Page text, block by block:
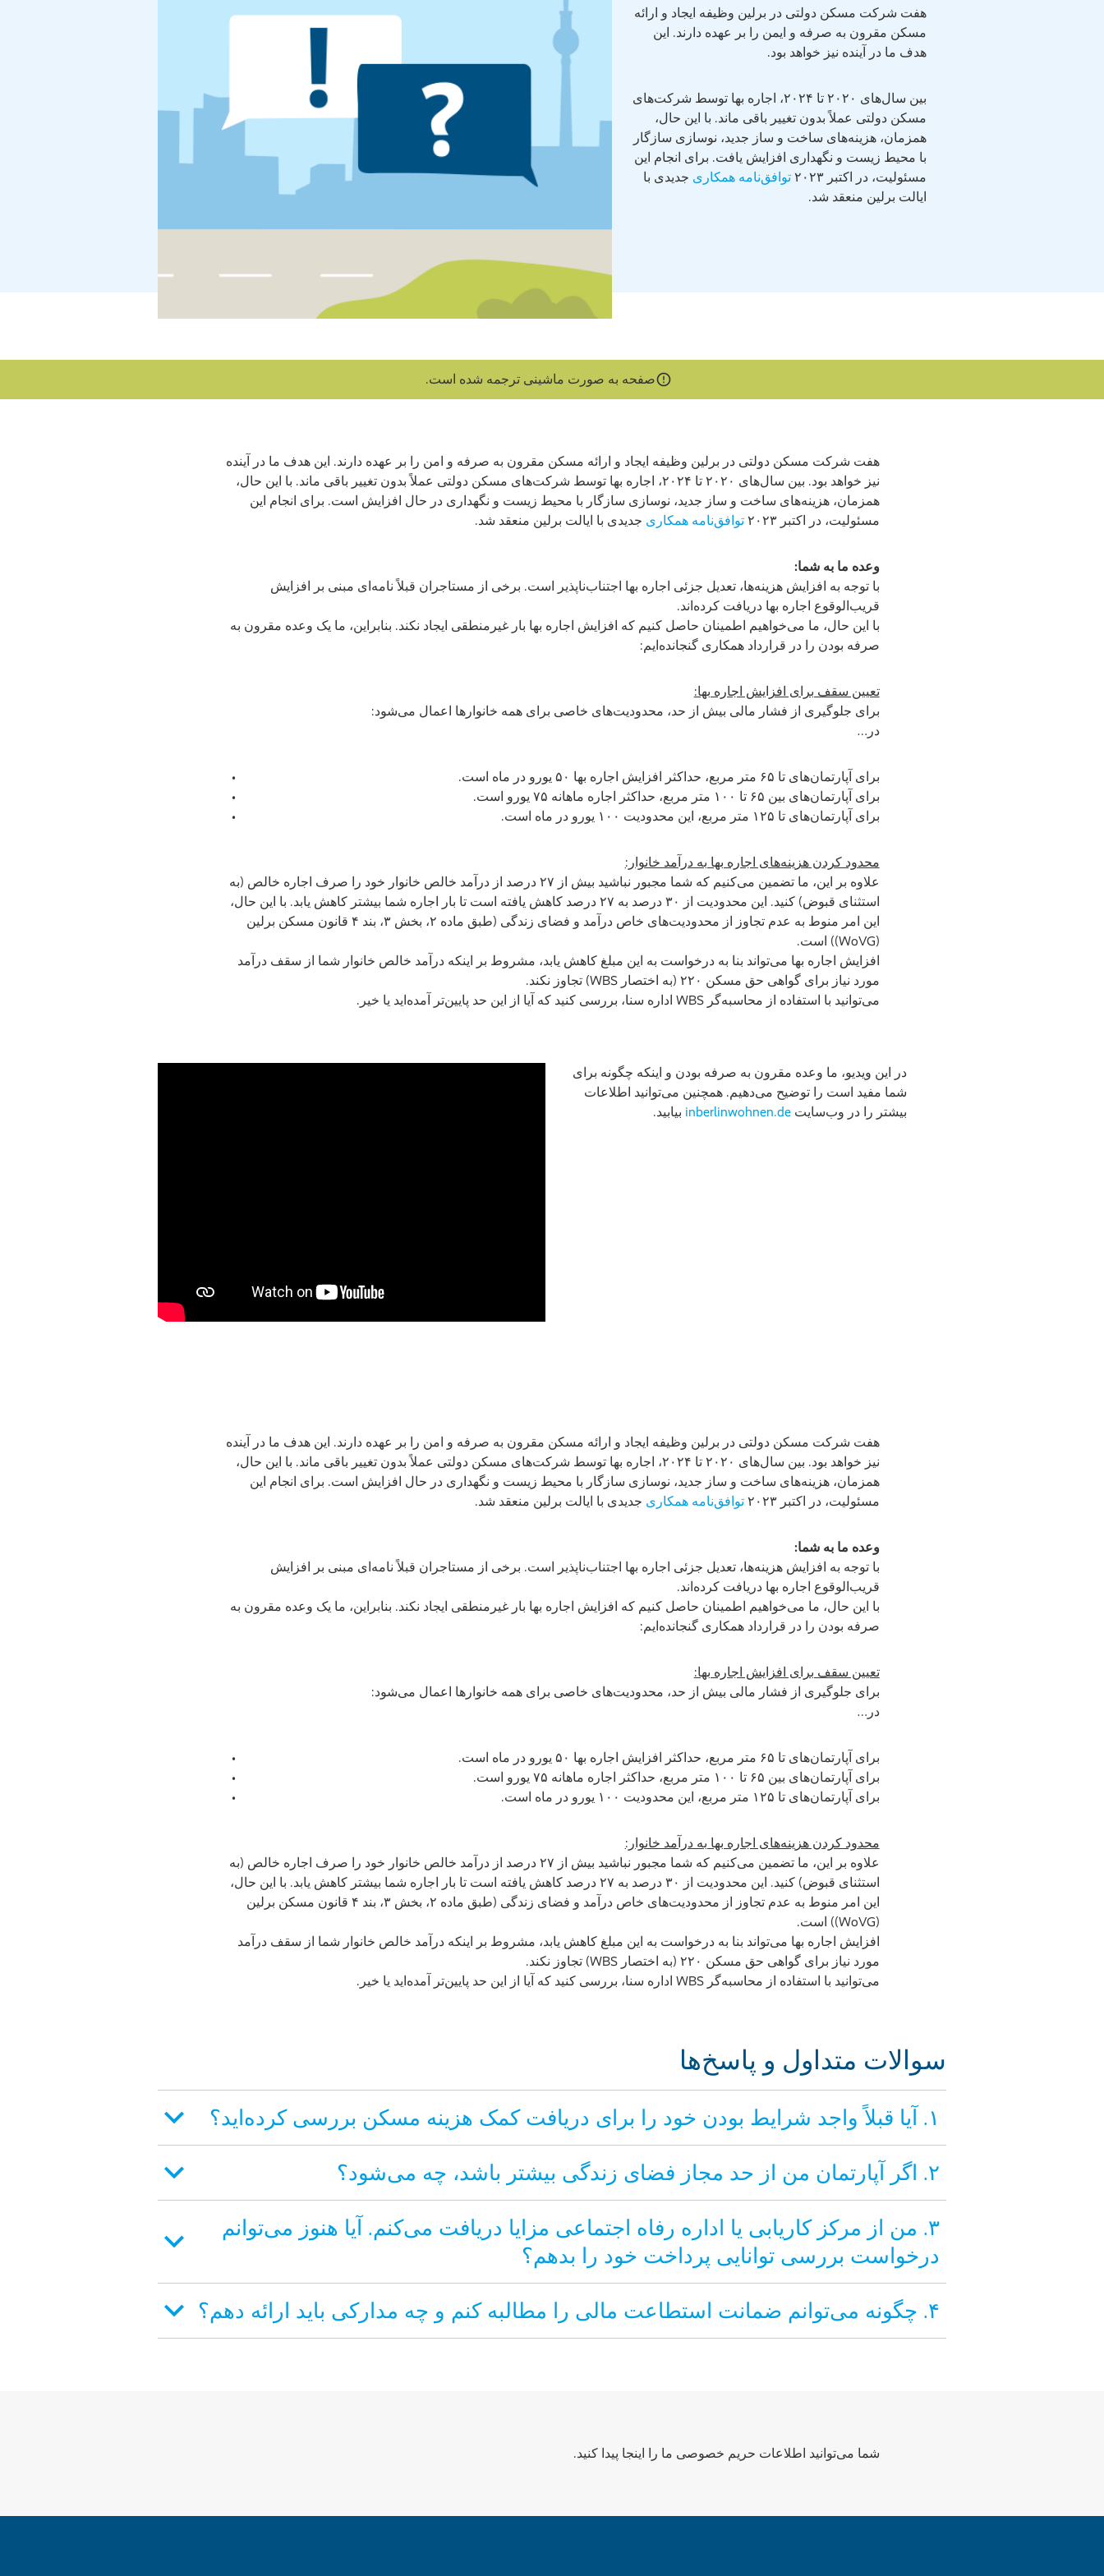
هفت شرکت مسکن دولتی در برلین وظیفه ایجاد و ارائه
مسکن مقرون به صرفه و ایمن را بر عهده دارند. این
هدف ما در آینده نیز خواهد بود.
بین سال‌های ۲۰۲۰ تا ۲۰۲۴، اجاره بها توسط شرکت‌های
مسکن دولتی عملاً بدون تغییر باقی ماند. با این حال،
همزمان، هزینه‌های ساخت و ساز جدید، نوسازی سازگار
با محیط زیست و نگهداری افزایش یافت. برای انجام این
مسئولیت، در اکتبر ۲۰۲۳
توافق‌نامه همکاری جدیدی با
ایالت برلین منعقد شد.
صفحه به صورت ماشینی ترجمه شده است.
هفت شرکت مسکن دولتی در برلین وظیفه ایجاد و ارائه مسکن مقرون به صرفه و امن را بر عهده دارند. این هدف ما در آینده
نیز خواهد بود. بین سال‌های ۲۰۲۰ تا ۲۰۲۴، اجاره بها توسط شرکت‌های مسکن دولتی عملاً بدون تغییر باقی ماند. با این حال،
همزمان، هزینه‌های ساخت و ساز جدید، نوسازی سازگار با محیط زیست و نگهداری در حال افزایش است. برای انجام این
مسئولیت، در اکتبر ۲۰۲۳
توافق‌نامه همکاری جدیدی با ایالت برلین منعقد شد.
وعده ما به شما:
با توجه به افزایش هزینه‌ها، تعدیل جزئی اجاره بها اجتناب‌ناپذیر است. برخی از مستاجران قبلاً نامه‌ای مبنی بر افزایش
قریب‌الوقوع اجاره بها دریافت کرده‌اند.
با این حال، ما می‌خواهیم اطمینان حاصل کنیم که افزایش اجاره بها بار غیرمنطقی ایجاد نکند. بنابراین، ما یک وعده مقرون به
صرفه بودن را در قرارداد همکاری گنجانده‌ایم:
تعیین سقف برای افزایش اجاره بها:
برای جلوگیری از فشار مالی بیش از حد، محدودیت‌های خاصی برای همه خانوارها اعمال می‌شود:
در…
برای آپارتمان‌های تا ۶۵ متر مربع، حداکثر افزایش اجاره بها ۵۰ یورو در ماه است.
برای آپارتمان‌های بین ۶۵ تا ۱۰۰ متر مربع، حداکثر اجاره ماهانه ۷۵ یورو است.
برای آپارتمان‌های تا ۱۲۵ متر مربع، این محدودیت ۱۰۰ یورو در ماه است.
محدود کردن هزینه‌های اجاره بها به درآمد خانوار:
علاوه بر این، ما تضمین می‌کنیم که شما مجبور نباشید بیش از ۲۷ درصد از درآمد خالص خانوار خود را صرف اجاره خالص (به
استثنای قبوض) کنید. این محدودیت از ۳۰ درصد به ۲۷ درصد کاهش یافته است تا بار اجاره شما بیشتر کاهش یابد. با این حال،
این امر منوط به عدم تجاوز از محدودیت‌های خاص درآمد و فضای زندگی (طبق ماده ۲، بخش ۳، بند ۴ قانون مسکن برلین
(WoVG)) است.
افزایش اجاره بها می‌تواند بنا به درخواست به این مبلغ کاهش یابد، مشروط بر اینکه درآمد خالص خانوار شما از سقف درآمد
مورد نیاز برای گواهی حق مسکن ۲۲۰ (به اختصار WBS) تجاوز نکند.
می‌توانید با استفاده از محاسبه‌گر WBS اداره سنا، بررسی کنید که آیا از این حد پایین‌تر آمده‌اید یا خیر.
در این ویدیو، ما وعده مقرون به صرفه بودن و اینکه چگونه برای
شما مفید است را توضیح می‌دهیم. همچنین می‌توانید اطلاعات
بیشتر را در وب‌سایت inberlinwohnen.de بیابید.
هفت شرکت مسکن دولتی در برلین وظیفه ایجاد و ارائه مسکن مقرون به صرفه و امن را بر عهده دارند. این هدف ما در آینده
نیز خواهد بود. بین سال‌های ۲۰۲۰ تا ۲۰۲۴، اجاره بها توسط شرکت‌های مسکن دولتی عملاً بدون تغییر باقی ماند. با این حال،
همزمان، هزینه‌های ساخت و ساز جدید، نوسازی سازگار با محیط زیست و نگهداری در حال افزایش است. برای انجام این
مسئولیت، در اکتبر ۲۰۲۳
توافق‌نامه همکاری جدیدی با ایالت برلین منعقد شد.
وعده ما به شما:
با توجه به افزایش هزینه‌ها، تعدیل جزئی اجاره بها اجتناب‌ناپذیر است. برخی از مستاجران قبلاً نامه‌ای مبنی بر افزایش
قریب‌الوقوع اجاره بها دریافت کرده‌اند.
با این حال، ما می‌خواهیم اطمینان حاصل کنیم که افزایش اجاره بها بار غیرمنطقی ایجاد نکند. بنابراین، ما یک وعده مقرون به
صرفه بودن را در قرارداد همکاری گنجانده‌ایم:
تعیین سقف برای افزایش اجاره بها:
برای جلوگیری از فشار مالی بیش از حد، محدودیت‌های خاصی برای همه خانوارها اعمال می‌شود:
در…
برای آپارتمان‌های تا ۶۵ متر مربع، حداکثر افزایش اجاره بها ۵۰ یورو در ماه است.
برای آپارتمان‌های بین ۶۵ تا ۱۰۰ متر مربع، حداکثر اجاره ماهانه ۷۵ یورو است.
برای آپارتمان‌های تا ۱۲۵ متر مربع، این محدودیت ۱۰۰ یورو در ماه است.
محدود کردن هزینه‌های اجاره بها به درآمد خانوار:
علاوه بر این، ما تضمین می‌کنیم که شما مجبور نباشید بیش از ۲۷ درصد از درآمد خالص خانوار خود را صرف اجاره خالص (به
استثنای قبوض) کنید. این محدودیت از ۳۰ درصد به ۲۷ درصد کاهش یافته است تا بار اجاره شما بیشتر کاهش یابد. با این حال،
این امر منوط به عدم تجاوز از محدودیت‌های خاص درآمد و فضای زندگی (طبق ماده ۲، بخش ۳، بند ۴ قانون مسکن برلین
(WoVG)) است.
افزایش اجاره بها می‌تواند بنا به درخواست به این مبلغ کاهش یابد، مشروط بر اینکه درآمد خالص خانوار شما از سقف درآمد
مورد نیاز برای گواهی حق مسکن ۲۲۰ (به اختصار WBS) تجاوز نکند.
می‌توانید با استفاده از محاسبه‌گر WBS اداره سنا، بررسی کنید که آیا از این حد پایین‌تر آمده‌اید یا خیر.
سوالات متداول و پاسخ‌ها
۱. آیا قبلاً واجد شرایط بودن خود را برای دریافت کمک هزینه مسکن بررسی کرده‌اید؟
۲. اگر آپارتمان من از حد مجاز فضای زندگی بیشتر باشد، چه می‌شود؟
۳. من از مرکز کاریابی یا اداره رفاه اجتماعی مزایا دریافت می‌کنم. آیا هنوز می‌توانم
درخواست بررسی توانایی پرداخت خود را بدهم؟
۴. چگونه می‌توانم ضمانت استطاعت مالی را مطالبه کنم و چه مدارکی باید ارائه دهم؟
شما می‌توانید اطلاعات حریم خصوصی ما را اینجا پیدا کنید.